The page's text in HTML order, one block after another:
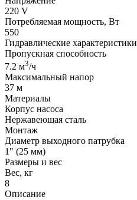
220 V
Потребляемая мощность, Вт
550
Гидравлические характеристики
Пропускная способность
7.2 м3/ч
Максимальный напор
37 м
Материалы
Корпус насоса
Нержавеющая сталь
Монтаж
Диаметр выходного патрубка
1" (25 мм)
Размеры и вес
Вес, кг
8
Описание